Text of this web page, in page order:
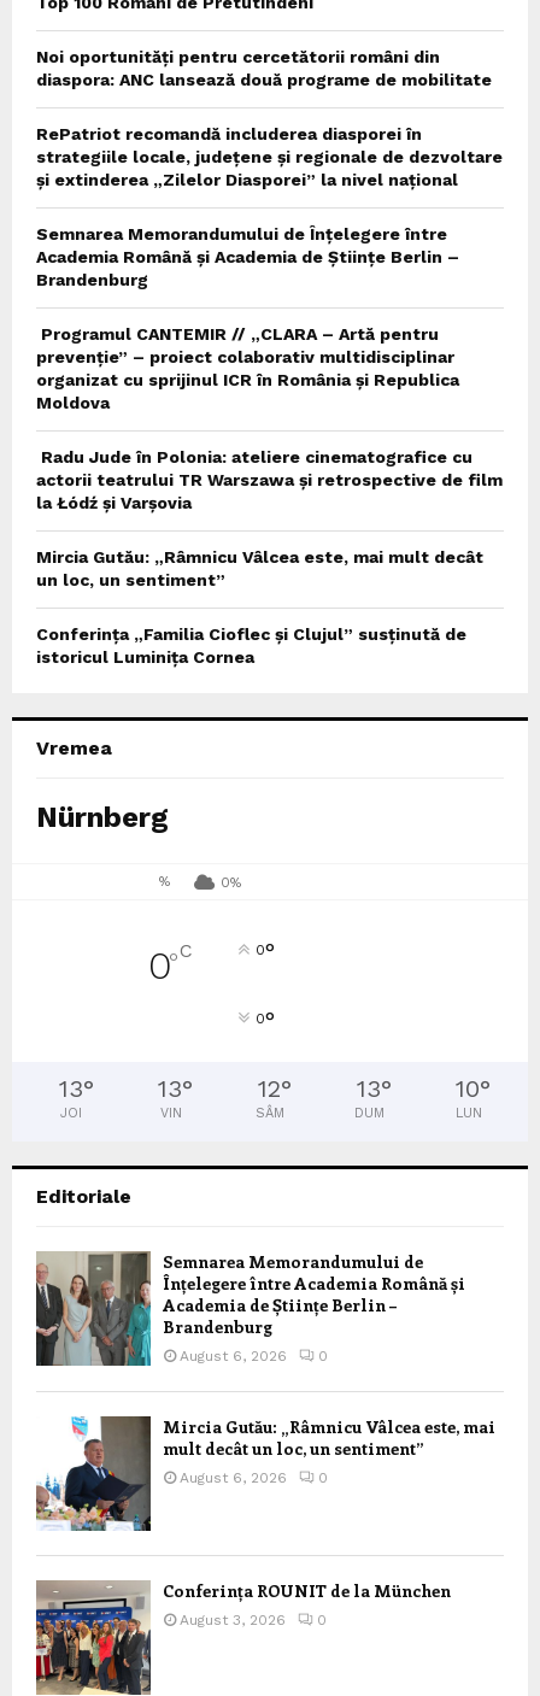
Noi oportunități pentru cercetătorii români din
diaspora: ANC lansează două programe de mobilitate
RePatriot recomandă includerea diasporei în
strategiile locale, județene și regionale de dezvoltare
și extinderea „Zilelor Diasporei” la nivel național
Semnarea Memorandumului de Înțelegere între
Academia Română și Academia de Științe Berlin –
Brandenburg
Programul CANTEMIR // „CLARA – Artă pentru
prevenție” – proiect colaborativ multidisciplinar
organizat cu sprijinul ICR în România și Republica
Moldova
Radu Jude în Polonia: ateliere cinematografice cu
actorii teatrului TR Warszawa și retrospective de film
la Łódź și Varșovia
Mircia Gutău: „Râmnicu Vâlcea este, mai mult decât
un loc, un sentiment”
Conferința „Familia Cioflec și Clujul” susținută de
istoricul Luminița Cornea
Vremea
Nürnberg
% 0%
0°C 0°
0°
13°
JOI
13°
VIN
12°
SÂM
13°
DUM
10°
LUN
Editoriale
Semnarea Memorandumului de
Înțelegere între Academia Română și
Academia de Științe Berlin –
Brandenburg
August 6, 2026 0
Mircia Gutău: „Râmnicu Vâlcea este, mai
mult decât un loc, un sentiment”
August 6, 2026 0
Conferința ROUNIT de la München
August 3, 2026 0